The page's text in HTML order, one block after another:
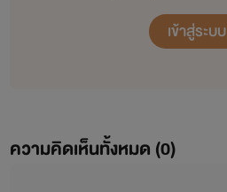
เข้าสู่ระบบ
ความคิดเห็นทั้งหมด (0)